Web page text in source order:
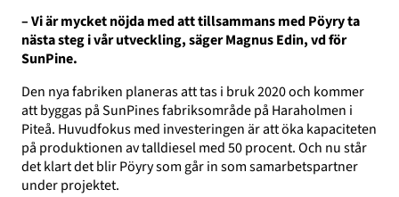
– Vi är mycket nöjda med att tillsammans med Pöyry ta
nästa steg i vår utveckling, säger Magnus Edin, vd för
SunPine.
Den nya fabriken planeras att tas i bruk 2020 och kommer
att byggas på SunPines fabriksområde på Haraholmen i
Piteå. Huvudfokus med investeringen är att öka kapaciteten
på produktionen av talldiesel med 50 procent. Och nu står
det klart det blir Pöyry som går in som samarbetspartner
under projektet.